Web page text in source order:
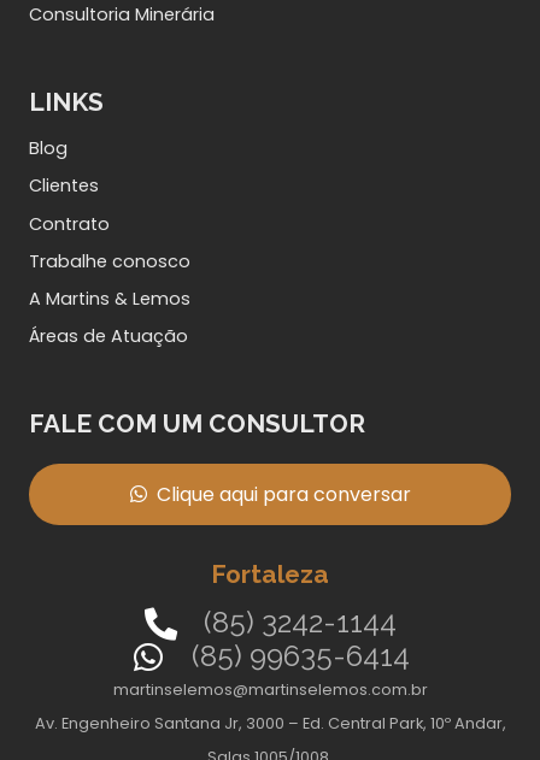
Consultoria Minerária
LINKS
Blog
Clientes
Contrato
Trabalhe conosco
A Martins & Lemos
Áreas de Atuação
FALE COM UM CONSULTOR
Clique aqui para conversar
Fortaleza
(85) 3242-1144
(85) 99635-6414
martinselemos@martinselemos.com.br
Av. Engenheiro Santana Jr, 3000 – Ed. Central Park, 10º Andar,